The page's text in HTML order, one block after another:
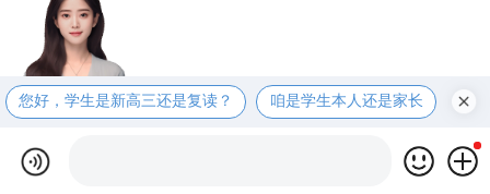
您好，学生是新高三还是复读？ 咱是学生本人还是家长 咱